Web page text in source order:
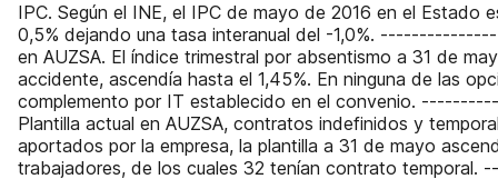
IPC. Según el INE, el IPC de mayo de 2016 en el Estado
0,5% dejando una tasa interanual del -1,0%.
en AUZSA. El índice trimestral por absentismo a 31 de
accidente, ascendía hasta el 1,45%. En ninguna de las
complemento por IT establecido en el convenio.
Plantilla actual en AUZSA, contratos indefinidos y
aportados por la empresa, la plantilla a 31 de mayo
trabajadores, de los cuales 32 tenían contrato